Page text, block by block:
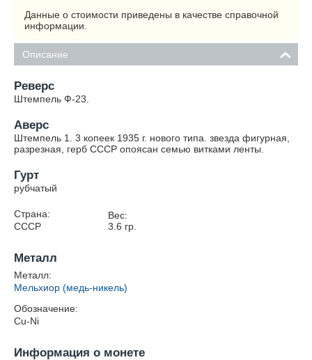
Данные о стоимости приведены в качестве справочной
информации.
Описание
Реверс
Штемпель Ф-23.
Аверс
Штемпель 1. 3 копеек 1935 г. нового типа. звезда фигурная,
разрезная, герб СССР опоясан семью витками ленты.
Гурт
рубчатый
Страна:
СССР
Вес:
3.6 гр.
Металл
Металл:
Мельхиор (медь-никель)
Обозначение:
Cu-Ni
Информация о монете